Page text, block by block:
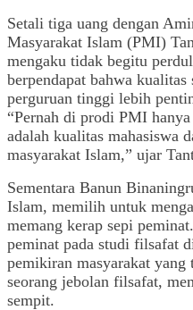
Setali tiga uang dengan
Masyarakat Islam (PMI)
mengaku tidak begitu
berpendapat bahwa kualitas
perguruan tinggi lebih
“Pernah di prodi PMI
adalah kualitas mahasiswa
masyarakat Islam,” ujar
Sementara Banun
Islam, memilih untuk
memang kerap sepi
peminat pada studi filsafat
pemikiran masyarakat yang
seorang jebolan filsafat,
sempit.